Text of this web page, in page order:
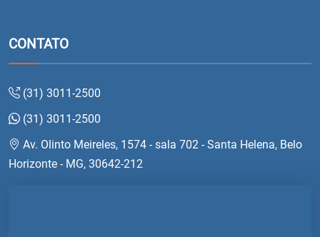
CONTATO
(31) 3011-2500
(31) 3011-2500
Av. Olinto Meireles, 1574 - sala 702 - Santa Helena, Belo
Horizonte - MG, 30642-212